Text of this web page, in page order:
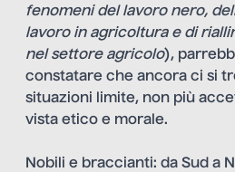
fenomeni del lavoro nero,
lavoro in agricoltura e di
nel settore agricolo),
constatare che ancora ci si
situazioni limite, non più
vista etico e morale.
Nobili e braccianti: da Sud a